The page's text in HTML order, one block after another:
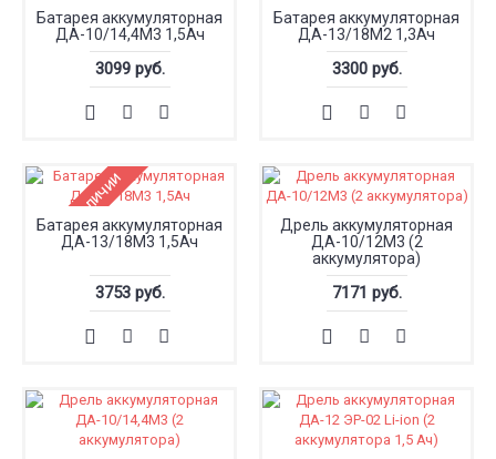
Батарея аккумуляторная
ДА-10/14,4М3 1,5Ач
3099 руб.
Батарея аккумуляторная
ДА-13/18М2 1,3Ач
3300 руб.
Нет в наличии
Батарея аккумуляторная
ДА-13/18М3 1,5Ач
3753 руб.
Дрель аккумуляторная
ДА-10/12М3 (2
аккумулятора)
7171 руб.